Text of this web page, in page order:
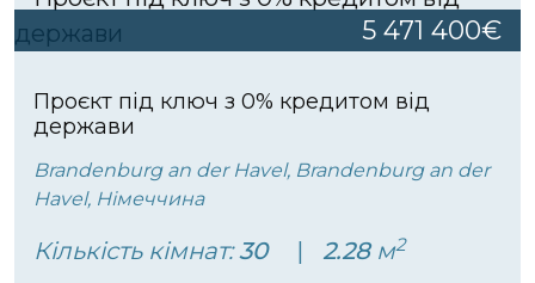
5 471 400€
Проєкт під ключ з 0% кредитом від
держави
Brandenburg an der Havel, Brandenburg an der
Havel, Німеччина
Кількість кімнат:30 2.28м2